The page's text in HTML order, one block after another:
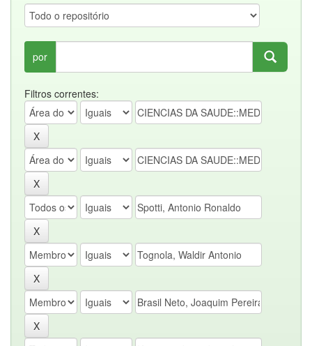
por
Filtros correntes: